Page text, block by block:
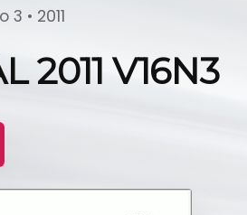
• 2011
2011 V16N3